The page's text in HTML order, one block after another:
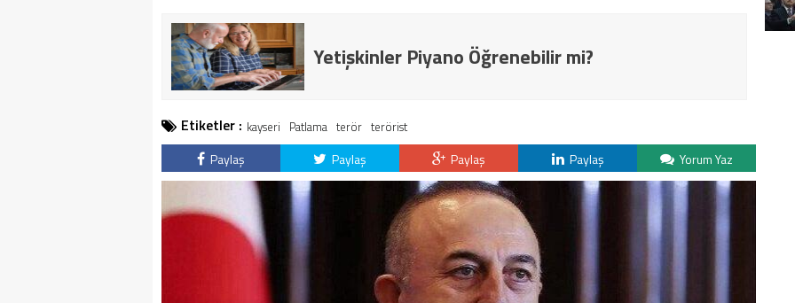
Yetişkinler Piyano Öğrenebilir mi?
Etiketler : kayseri Patlama terör terörist
Paylaş Paylaş Paylaş Paylaş Yorum Yaz